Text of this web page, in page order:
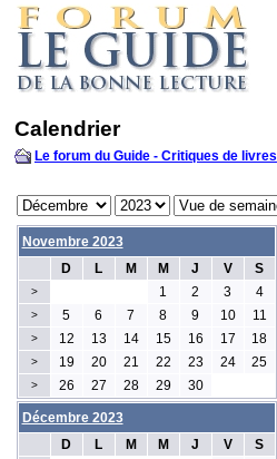
Calendrier
Le forum du Guide - Critiques de livres
Novembre 2023
D
L M M J V S
> 1 2 3 4
> 5 6 7 8 9 10 11
> 12 13 14 15 16 17 18
> 19 20 21 22 23 24 25
> 26 27 28 29 30
Décembre 2023
D
L M M J V S